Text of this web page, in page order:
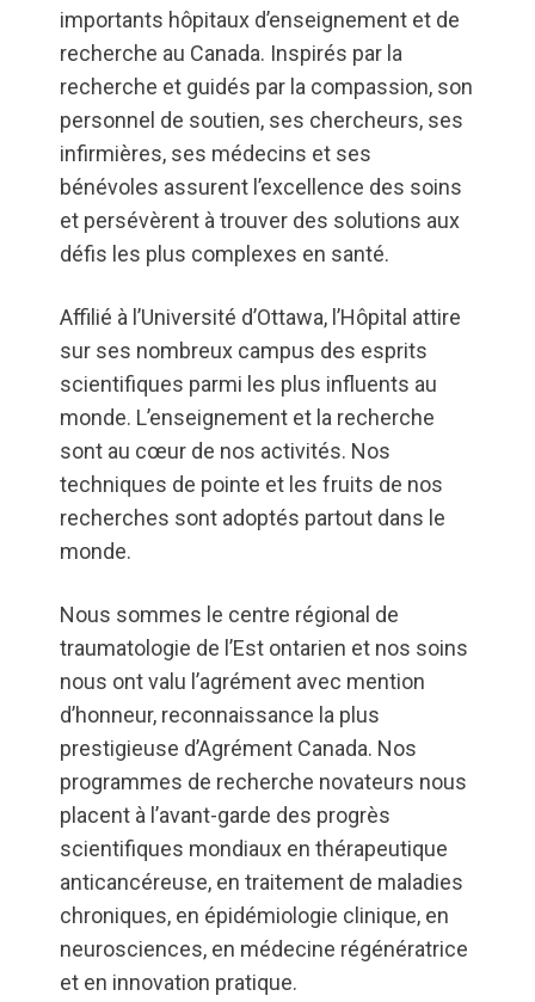
importants hôpitaux d’enseignement et de
recherche au Canada. Inspirés par la
recherche et guidés par la compassion, son
personnel de soutien, ses chercheurs, ses
infirmières, ses médecins et ses
bénévoles assurent l’excellence des soins
et persévèrent à trouver des solutions aux
défis les plus complexes en santé.
Affilié à l’Université d’Ottawa, l’Hôpital attire
sur ses nombreux campus des esprits
scientifiques parmi les plus influents au
monde. L’enseignement et la recherche
sont au cœur de nos activités. Nos
techniques de pointe et les fruits de nos
recherches sont adoptés partout dans le
monde.
Nous sommes le centre régional de
traumatologie de l’Est ontarien et nos soins
nous ont valu l’agrément avec mention
d’honneur, reconnaissance la plus
prestigieuse d’Agrément Canada. Nos
programmes de recherche novateurs nous
placent à l’avant-garde des progrès
scientifiques mondiaux en thérapeutique
anticancéreuse, en traitement de maladies
chroniques, en épidémiologie clinique, en
neurosciences, en médecine régénératrice
et en innovation pratique.